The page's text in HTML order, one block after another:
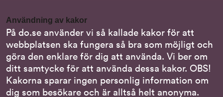
Användning av kakor
På do.se använder vi så kallade kakor för att
webbplatsen ska fungera så bra som möjligt och
göra den enklare för dig att använda. Vi ber om
ditt samtycke för att använda dessa kakor. OBS!
Kakorna sparar ingen personlig information om
dig som besökare och är alltså helt anonyma.
Nationella minoritetsspråk
Om DO:s webbplats
Behandling av personuppgifter